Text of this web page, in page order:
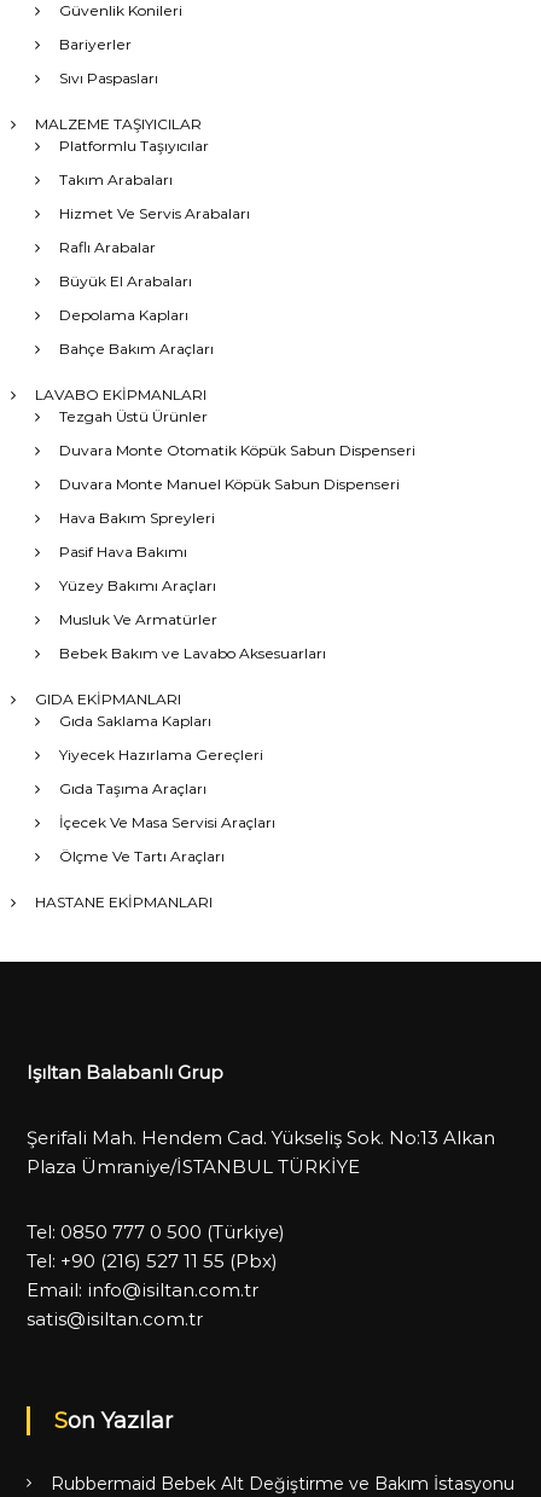
Güvenlik Konileri
Bariyerler
Sıvı Paspasları
MALZEME TAŞIYICILAR
Platformlu Taşıyıcılar
Takım Arabaları
Hizmet Ve Servis Arabaları
Raflı Arabalar
Büyük El Arabaları
Depolama Kapları
Bahçe Bakım Araçları
LAVABO EKİPMANLARI
Tezgah Üstü Ürünler
Duvara Monte Otomatik Köpük Sabun Dispenseri
Duvara Monte Manuel Köpük Sabun Dispenseri
Hava Bakım Spreyleri
Pasif Hava Bakımı
Yüzey Bakımı Araçları
Musluk Ve Armatürler
Bebek Bakım ve Lavabo Aksesuarları
GIDA EKİPMANLARI
Gıda Saklama Kapları
Yiyecek Hazırlama Gereçleri
Gıda Taşıma Araçları
İçecek Ve Masa Servisi Araçları
Ölçme Ve Tartı Araçları
HASTANE EKİPMANLARI
Işıltan Balabanlı Grup
Şerifali Mah. Hendem Cad. Yükseliş Sok. No:13 Alkan
Plaza Ümraniye/İSTANBUL TÜRKİYE
Tel: 0850 777 0 500 (Türkiye)
Tel: +90 (216) 527 11 55 (Pbx)
Email: info@isiltan.com.tr
satis@isiltan.com.tr
Son Yazılar
Rubbermaid Bebek Alt Değiştirme ve Bakım İstasyonu